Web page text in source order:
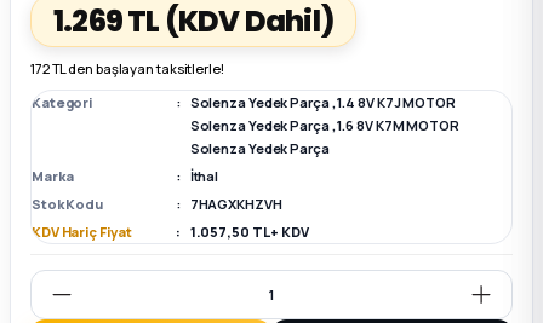
Parça
Parça
Parça
1.269 TL (KDV Dahil)
172 TL den başlayan taksitlerle!
Kategori
Solenza Yedek Parça,1.4 8V K7J MOTOR
Solenza Yedek Parça,1.6 8V K7M MOTOR
Solenza Yedek Parça
Marka
İthal
Stok Kodu
7HAGXKHZVH
KDV Hariç Fiyat
1.057,50 TL + KDV